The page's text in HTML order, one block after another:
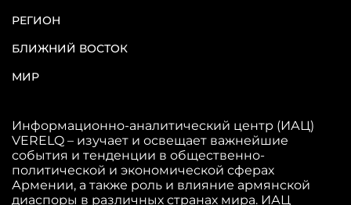
РЕГИОН
БЛИЖНИЙ ВОСТОК
МИР
Информационно-аналитический центр (ИАЦ)
VERELQ – изучает и освещает важнейшие
события и тенденции в общественно-
политической и экономической сферах
Армении, а также роль и влияние армянской
диаспоры в различных странах мира. ИАЦ